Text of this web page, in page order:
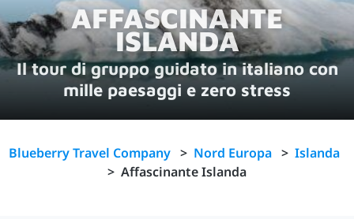
AFFASCINANTE
ISLANDA
Il tour di gruppo guidato in italiano con
mille paesaggi e zero stress
Blueberry Travel Company> Nord Europa> Islanda
> Affascinante Islanda